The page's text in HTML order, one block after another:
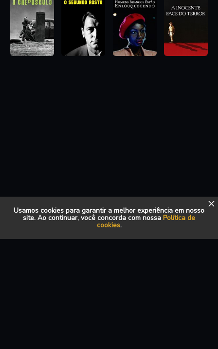
Usamos cookies para garantir a melhor experiência em nosso
site. Ao continuar, você concorda com nossa Política de
cookies.